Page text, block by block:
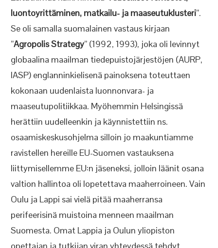
luontoyrittäminen, matkailu- ja maaseutuklusteri”.
Se oli samalla suomalainen vastaus kirjaan
”Agropolis Strategy” (1992, 1993), joka oli levinnyt
globaalina maailman tiedepuistojärjestöjen (AURP,
IASP) englanninkielisenä painoksena toteuttaen
kokonaan uudenlaista luonnonvara- ja
maaseutupolitiikkaa. Myöhemmin Helsingissä
herättiin uudelleenkin ja käynnistettiin ns.
osaamiskeskusohjelma silloin jo maakuntiamme
ravistellen hereille EU-Suomen vastauksena
liittymisellemme EU:n jäseneksi, jolloin läänit osana
valtion hallintoa oli lopetettava maaherroineen. Vain
Oulu ja Lappi sai vielä pitää maaherransa
perifeerisinä muistoina menneen maailman
Suomesta. Omat Lappia ja Oulun yliopiston